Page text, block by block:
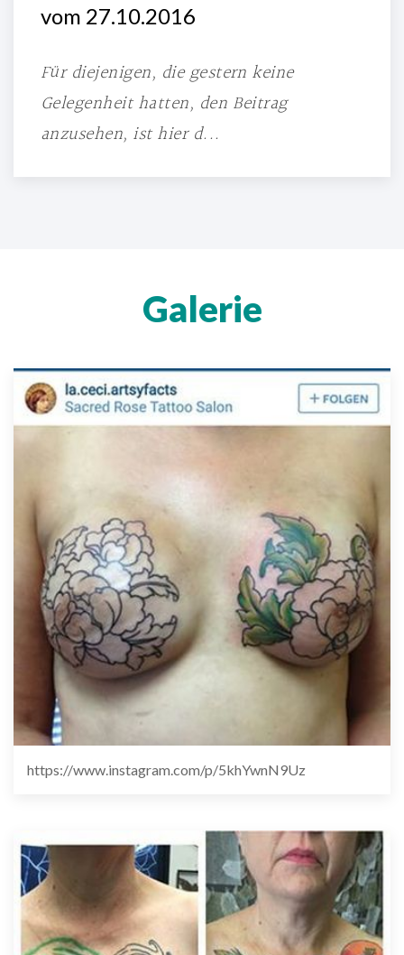
vom 27.10.2016
Für diejenigen, die gestern keine
Gelegenheit hatten, den Beitrag
anzusehen, ist hier d...
Galerie
https://www.instagram.com/p/5khYwnN9Uz